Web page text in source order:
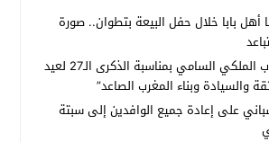
أهل بابا خلال حفل البيعة بتطوان.. صورة
قراءة في الخطاب الملكي السامي بمناسبة الذكرى الـ27 لعيد
والسيادة وبناء المغرب الصاعد”
على إعادة جميع الوافدين إلى سبتة